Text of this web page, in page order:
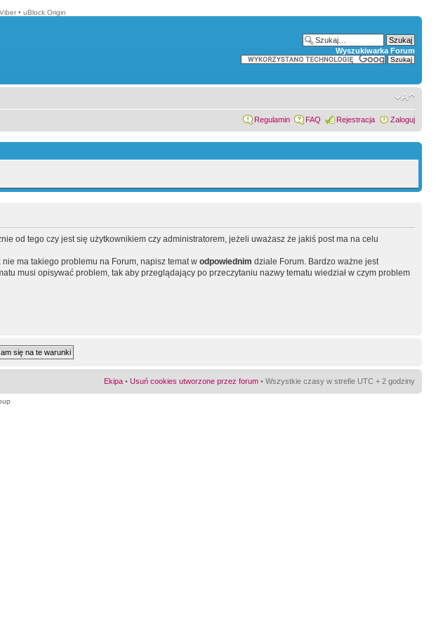
Viber • uBlock Origin
Wyszukiwarka Forum
Regulamin FAQ Rejestracja Zaloguj
od tego czy jest się użytkownikiem czy administratorem, jeżeli uważasz że jakiś post ma na celu
ma takiego problemu na Forum, napisz temat w odpowiednim dziale Forum. Bardzo ważne jest
musi opisywać problem, tak aby przeglądający po przeczytaniu nazwy tematu wiedział w czym problem
Ekipa • Usuń cookies utworzone przez forum • Wszystkie czasy w strefie UTC + 2 godziny